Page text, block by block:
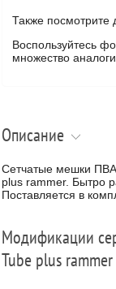
Также посмотрите
Воспользуйтесь
множество
Описание
Сетчатые мешки
plus rammer. Бытро
Поставляется в
Модификации
Tube plus rammer